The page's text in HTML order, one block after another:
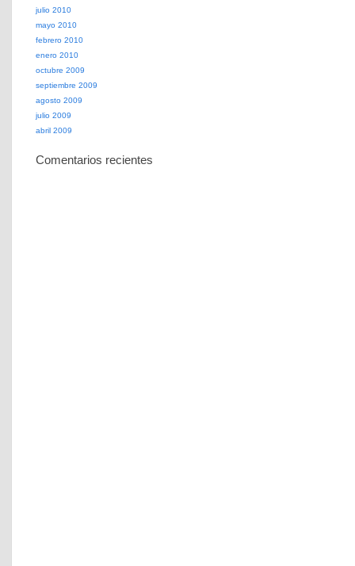
julio 2010
mayo 2010
febrero 2010
enero 2010
octubre 2009
septiembre 2009
agosto 2009
julio 2009
abril 2009
Comentarios recientes